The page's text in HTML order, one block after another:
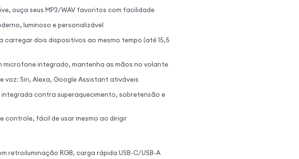
ouça seus MP3/WAV favoritos com facilidade
luminoso e personalizável
carregar dois dispositivos ao mesmo tempo (até 15,5
microfone integrado, mantenha as mãos no volante
voz: Siri, Alexa, Google Assistant ativáveis
integrada contra superaquecimento, sobretensão e
controle, fácil de usar mesmo ao dirigir
retroiluminação RGB, carga rápida USB-C/USB-A